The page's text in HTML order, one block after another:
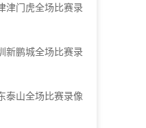
门虎全场比赛录像
鹏城全场比赛录像
山全场比赛录像回